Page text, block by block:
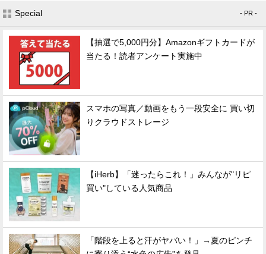
Special - PR -
【抽選で5,000円分】Amazonギフトカードが
当たる！読者アンケート実施中
スマホの写真／動画をもう一段安全に 買い切
りクラウドストレージ
【iHerb】「迷ったらこれ！」みんなが"リピ
買い"している人気商品
「階段を上ると汗がヤバい！」→夏のピンチ